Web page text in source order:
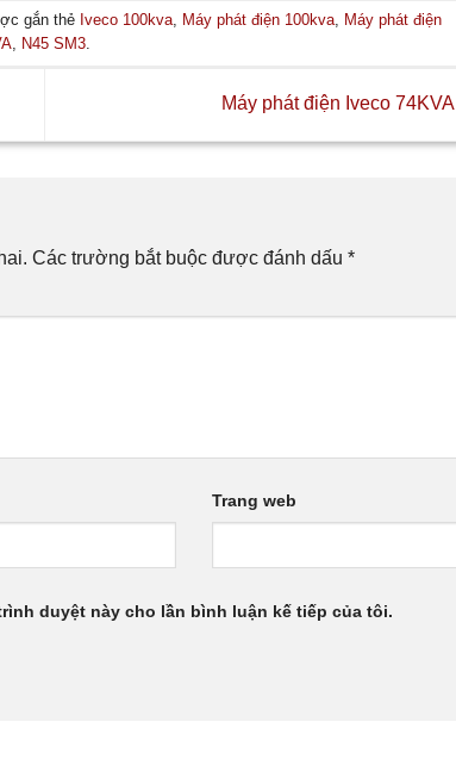
gắn thẻ Iveco 100kva, Máy phát điện 100kva, Máy phát điện
, N45 SM3.
Máy phát điện Iveco 74KVA
Các trường bắt buộc được đánh dấu *
Trang web
duyệt này cho lần bình luận kế tiếp của tôi.